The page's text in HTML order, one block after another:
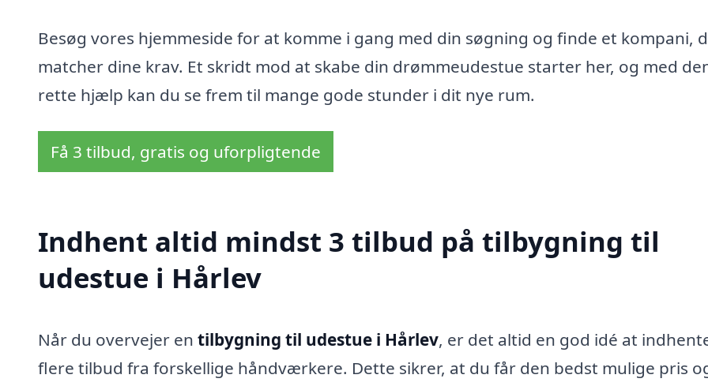
Besøg vores hjemmeside for at komme i gang med din søgning og finde et kompani,
matcher dine krav. Et skridt mod at skabe din drømmeudestue starter her, og med
rette hjælp kan du se frem til mange gode stunder i dit nye rum.
Få 3 tilbud, gratis og uforpligtende
Indhent altid mindst 3 tilbud på tilbygning til
udestue i Hårlev
Når du overvejer en tilbygning til udestue i Hårlev, er det altid en god idé at
flere tilbud fra forskellige håndværkere. Dette sikrer, at du får den bedst mulige pris